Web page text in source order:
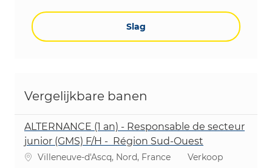
Slag
Vergelijkbare banen
ALTERNANCE (1 an) - Responsable de secteur
junior (GMS) F/H - Région Sud-Ouest
PlaatsVilleneuve-d'Ascq, Nord, France Categorie
Verkoop